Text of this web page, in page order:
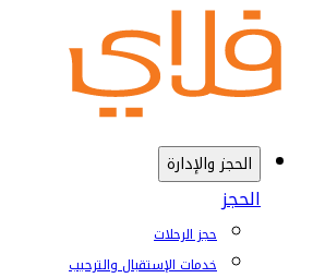
الحجز والإدارة
الحجز
حجز الرحلات
خدمات الإستقبال والترحيب